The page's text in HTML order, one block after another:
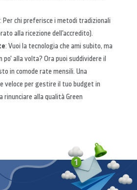
: Per chi preferisce i metodi tradizionali
alla ricezione dell'accredito).
: Vuoi la tecnologia che ami subito, ma
po' alla volta? Ora puoi suddividere il
in comode rate mensili. Una
veloce per gestire il tuo budget in
alla qualità Green